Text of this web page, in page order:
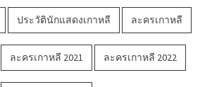
ประวัตินักแสดงเกาหลี ละครเกาหลี
ละครเกาหลี 2021 ละครเกาหลี 2022